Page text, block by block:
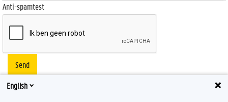
Anti-spamtest
Send
English